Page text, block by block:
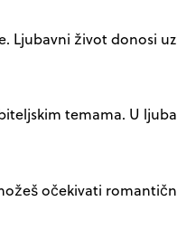
život donosi
temama. U
očekivati